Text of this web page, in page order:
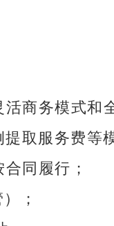
商务模式和
取服务费等
同履行；
；